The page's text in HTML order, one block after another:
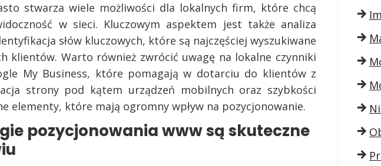
stwarza wiele możliwości dla lokalnych firm, które chcą
w sieci. Kluczowym aspektem jest także analiza
słów kluczowych, które są najczęściej wyszukiwane
klientów. Warto również zwrócić uwagę na lokalne czynniki
My Business, które pomagają w dotarciu do klientów z
strony pod kątem urządzeń mobilnych oraz szybkości
elementy, które mają ogromny wpływ na pozycjonowanie.
pozycjonowania www są skuteczne